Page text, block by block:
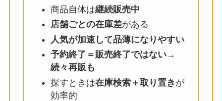
商品自体は継続販売中
店舗ごとの在庫差がある
人気が加速して品薄になりやすい
予約終了＝販売終了ではない→
続々再販も
探すときは在庫検索＋取り置き が
効率的